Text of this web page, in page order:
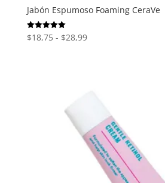
Jabón Espumoso Foaming CeraVe
Valorado
con
$18,75 - $28,99Rango
$28,99